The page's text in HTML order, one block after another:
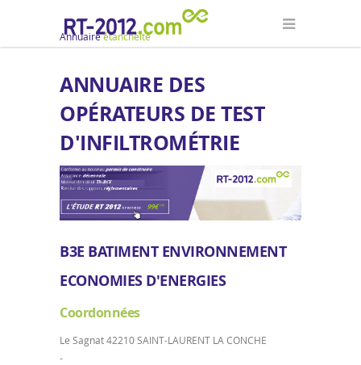
Annuaireétanchéité
ANNUAIRE DES
OPÉRATEURS DE TEST
D'INFILTROMÉTRIE
B3E BATIMENT ENVIRONNEMENT
ECONOMIES D'ENERGIES
Coordonnées
Le Sagnat 42210 SAINT-LAURENT LA CONCHE
-